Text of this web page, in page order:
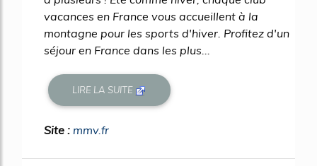
vacances en France vous accueillent à la
montagne pour les sports d'hiver. Profitez d'un
séjour en France dans les plus...
LIRE LA SUITE
Site : mmv.fr